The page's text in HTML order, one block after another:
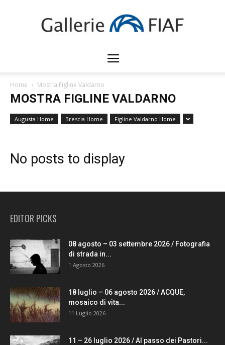
Gallerie
Home Mostra Figline Valdarno
MOSTRA FIGLINE VALDARNO
Augusta Home Brescia Home Figline Valdarno Home
No posts to display
EDITOR PICKS
08 agosto – 03 settembre 2026 / Fotografia
di strada in...
1 Agosto 2026
18 luglio – 06 agosto 2026 / ACQUE,
mosaico di vita...
11 Luglio 2026
11 – 26 luglio 2026 / Al passo dei Pastori...